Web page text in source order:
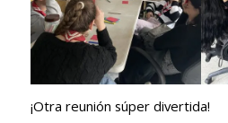
¡Otra reunión súper divertida!